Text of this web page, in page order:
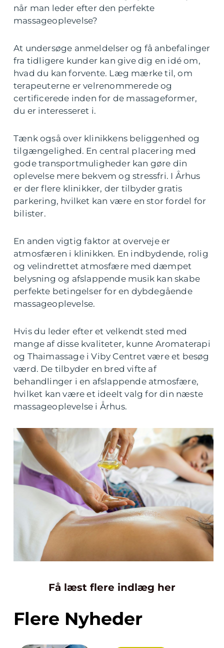
når man leder efter den perfekte
massageoplevelse?
At undersøge anmeldelser og få anbefalinger
fra tidligere kunder kan give dig en idé om,
hvad du kan forvente. Læg mærke til, om
terapeuterne er velrenommerede og
certificerede inden for de massageformer,
du er interesseret i.
Tænk også over klinikkens beliggenhed og
tilgængelighed. En central placering med
gode transportmuligheder kan gøre din
oplevelse mere bekvem og stressfri. I Århus
er der flere klinikker, der tilbyder gratis
parkering, hvilket kan være en stor fordel for
bilister.
En anden vigtig faktor at overveje er
atmosfæren i klinikken. En indbydende, rolig
og velindrettet atmosfære med dæmpet
belysning og afslappende musik kan skabe
perfekte betingelser for en dybdegående
massageoplevelse.
Hvis du leder efter et velkendt sted med
mange af disse kvaliteter, kunne Aromaterapi
og Thaimassage i Viby Centret være et besøg
værd. De tilbyder en bred vifte af
behandlinger i en afslappende atmosfære,
hvilket kan være et ideelt valg for din næste
massageoplevelse i Århus.
Få læst flere indlæg her
Flere Nyheder